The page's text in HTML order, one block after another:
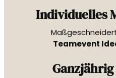
Individuelles
Teamevent